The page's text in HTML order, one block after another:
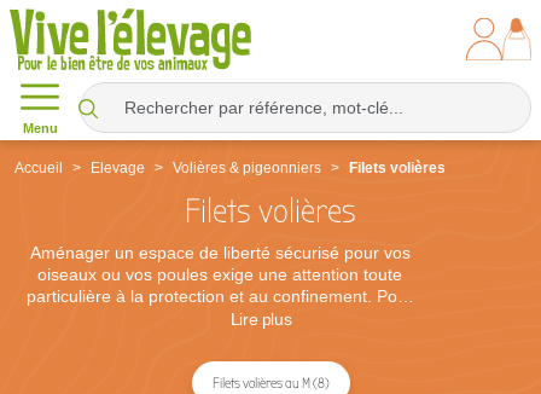
Menu
Accueil Elevage Volières & pigeonniers Filets volières
Filets volières
Aménager un espace de liberté sécurisé pour vos
oiseaux ou vos poules exige une attention toute
particulière à la protection et au confinement. Pour
tout éleveur, amateur ou professionnel, la mise en
incontournable pour garantir la sécurité de ses
volailles au quotidien. Cet équipement de terrain
Lire plus
Filets volières au M (8)